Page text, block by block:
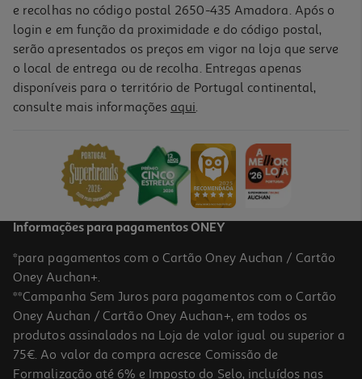
e recolhas no código postal 2650-435 Amadora. Após o
login e em função da proximidade e do código postal,
serão apresentados os preços em vigor na loja que serve
o local de entrega ou de recolha. Entregas apenas
disponíveis para o território de Portugal continental,
consulte mais informações aqui.
Informações para pagamentos ONEY
*para pagamentos com o Cartão Oney Auchan / Cartão
Oney Auchan+.
**Campanha Sem Juros para pagamentos com o Cartão
Oney Auchan / Cartão Oney Auchan+, em todos os
produtos assinalados na Loja de valor igual ou superior a
75€. Ao valor da compra acresce Comissão de
Formalização até 6% e Imposto do Selo, incluídos nas